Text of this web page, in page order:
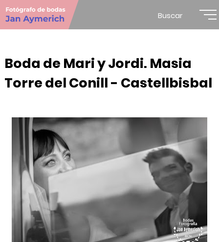
Buscar
Boda de Mari y Jordi. Masia
Torre del Conill - Castellbisbal